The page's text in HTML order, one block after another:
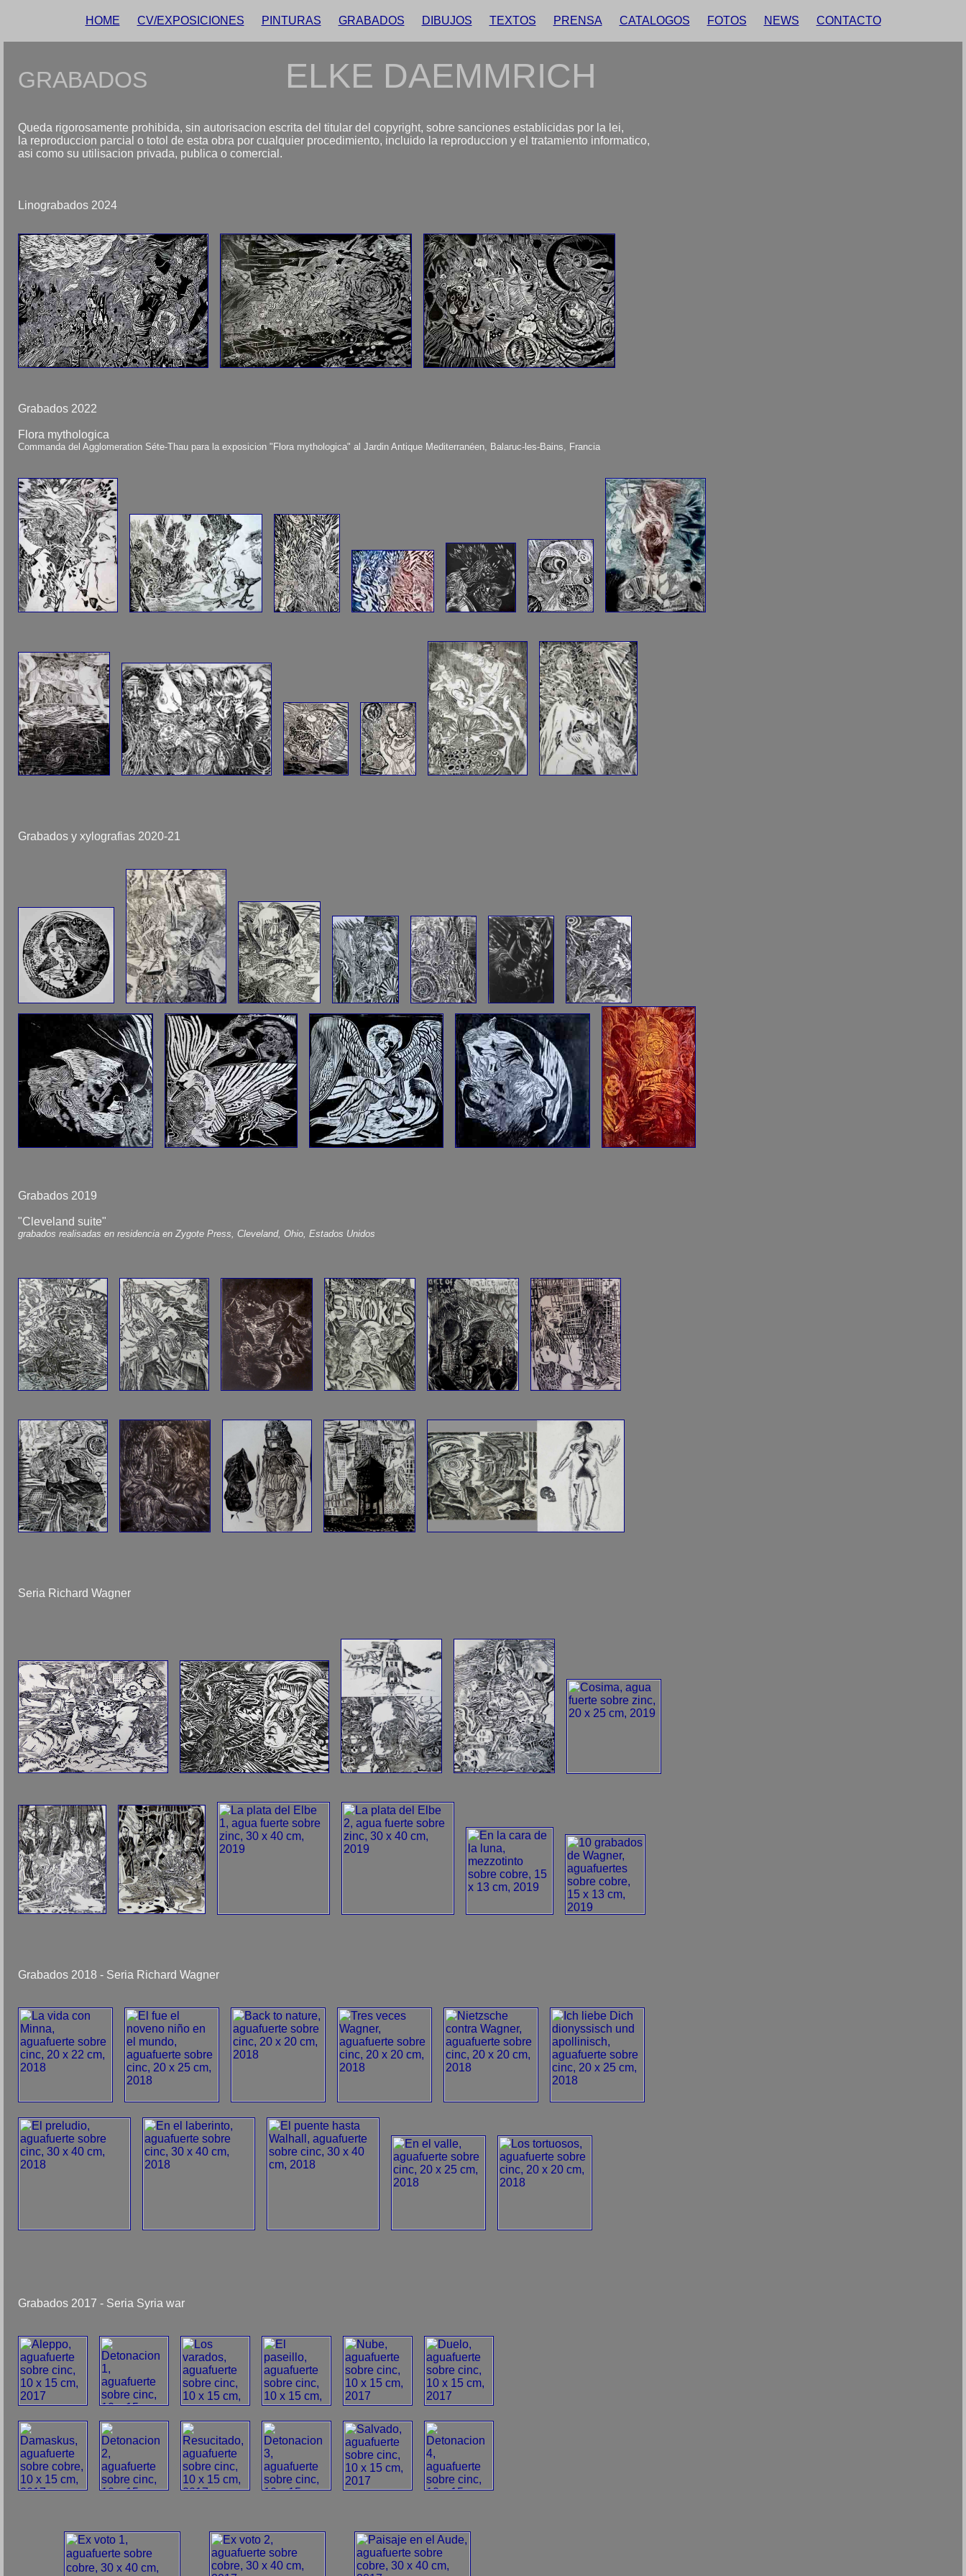
HOME CV/EXPOSICIONES PINTURAS GRABADOS DIBUJOS TEXTOS PRENSA CATALOGOS FOTOS NEWS CONTACTO
GRABADOS ELKE DAEMMRICH
Queda rigorosamente prohibida, sin autorisacion escrita del titular del copyright, sobre sanciones establicidas por la lei,
la reproduccion parcial o totol de esta obra por cualquier procedimiento, incluido la reproduccion y el tratamiento informatico,
asi como su utilisacion privada, publica o comercial.
Linograbados 2024
Grabados 2022
Flora mythologica
Commanda del Agglomeration Séte-Thau para la exposicion "Flora mythologica" al Jardin Antique Mediterranéen, Balaruc-les-Bains, Francia
Grabados y xylografias 2020-21
Grabados 2019
"Cleveland suite"
grabados realisadas en residencia en Zygote Press, Cleveland, Ohio, Estados Unidos
Seria Richard Wagner
Grabados 2018 - Seria Richard Wagner
Grabados 2017 - Seria Syria war